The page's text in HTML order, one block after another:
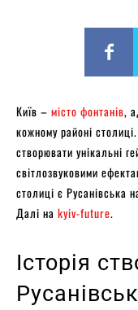
Київ – місто фонтанів,
кожному районі
створювати унікальні
світлозвуковими
столиці є Русанівська
Далі на kyiv-future.
Історія